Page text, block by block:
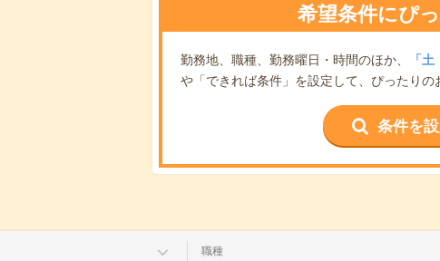
希望条件にぴ
勤務地、職種、勤務曜日・時間のほか、 「
や「できれば条件」を設定して、ぴったりの
条件を
職種